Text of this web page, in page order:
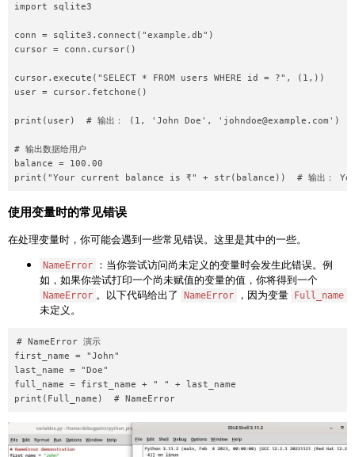
import sqlite3
conn = sqlite3.connect("example.db")
cursor = conn.cursor()
cursor.execute("SELECT * FROM users WHERE id = ?", (1,))
user = cursor.fetchone()
print(user)  # 输出： (1, 'John Doe', ' johndoe@example.com ')
# 输出数据给用户
balance = 100.00
使用变量时的常见错误
在处理变量时，你可能会遇到一些常见错误。这里是其中的一些。
NameError
：当你尝试访问尚未定义的变量时会发生此错误。例
如，如果你尝试打印一个尚未赋值的变量的值，你将得到一个
NameError 。以下代码给出了 NameError ，因为变量 Full_name
未定义。
# NameError 演示
first_name = "John"
last_name = "Doe"
full_name = first_name + " " + last_name